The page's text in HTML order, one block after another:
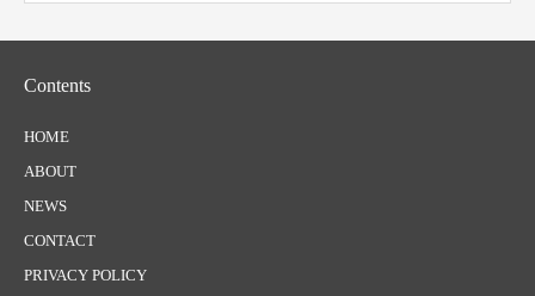
Contents
HOME
ABOUT
NEWS
CONTACT
PRIVACY POLICY